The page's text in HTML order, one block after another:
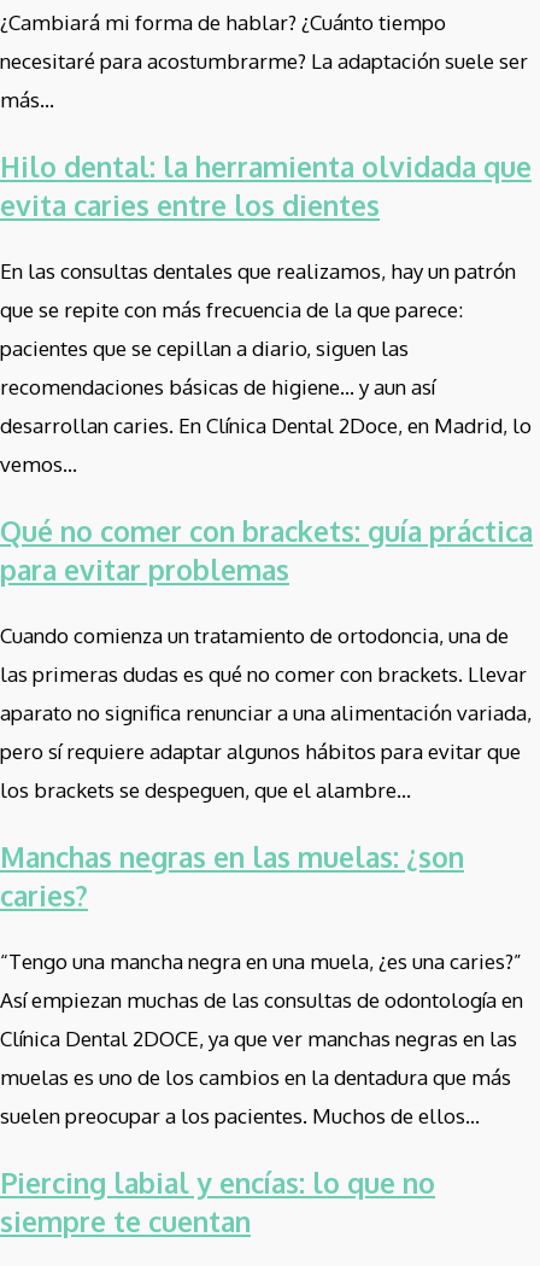
¿Cambiará mi forma de hablar? ¿Cuánto tiempo
necesitaré para acostumbrarme? La adaptación suele ser
más...
Hilo dental: la herramienta olvidada que
evita caries entre los dientes
En las consultas dentales que realizamos, hay un patrón
que se repite con más frecuencia de la que parece:
pacientes que se cepillan a diario, siguen las
recomendaciones básicas de higiene… y aun así
desarrollan caries. En Clínica Dental 2Doce, en Madrid, lo
vemos...
Qué no comer con brackets: guía práctica
para evitar problemas
Cuando comienza un tratamiento de ortodoncia, una de
las primeras dudas es qué no comer con brackets. Llevar
aparato no significa renunciar a una alimentación variada,
pero sí requiere adaptar algunos hábitos para evitar que
los brackets se despeguen, que el alambre...
Manchas negras en las muelas: ¿son
caries?
“Tengo una mancha negra en una muela, ¿es una caries?”
Así empiezan muchas de las consultas de odontología en
Clínica Dental 2DOCE, ya que ver manchas negras en las
muelas es uno de los cambios en la dentadura que más
suelen preocupar a los pacientes. Muchos de ellos...
Piercing labial y encías: lo que no
siempre te cuentan